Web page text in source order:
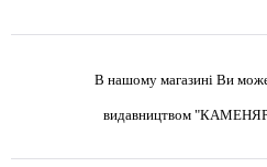
В нашому магазині Ви
видавництвом